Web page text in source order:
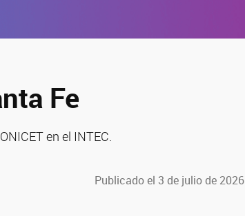
Fe
en el INTEC.
Publicado el 3 de julio de 2026